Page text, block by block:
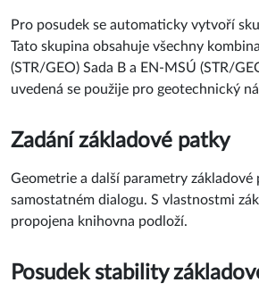
Pro posudek se automaticky vytvoří
Tato skupina obsahuje všechny
(STR/GEO) Sada B a EN-MSÚ (STR/
uvedená se použije pro geotechnický
Zadání základové patky
Geometrie a další parametry základové
samostatném dialogu. S vlastnostmi
propojena knihovna podloží.
Posudek stability